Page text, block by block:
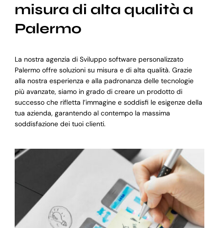
misura di alta qualità a
Palermo
La nostra agenzia di Sviluppo software personalizzato
Palermo offre soluzioni su misura e di alta qualità. Grazie
alla nostra esperienza e alla padronanza delle tecnologie
più avanzate, siamo in grado di creare un prodotto di
successo che rifletta l’immagine e soddisfi le esigenze della
tua azienda, garantendo al contempo la massima
soddisfazione dei tuoi clienti.